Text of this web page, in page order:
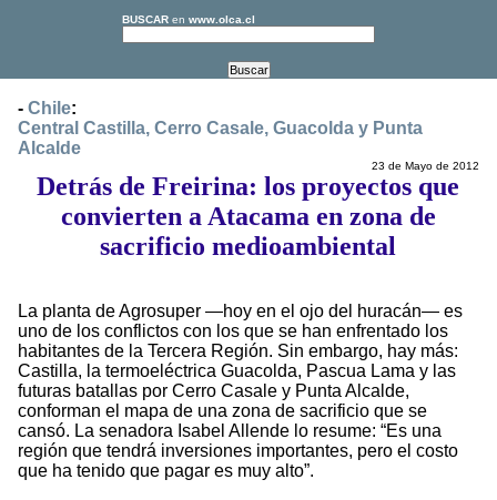
BUSCAR en www.olca.cl
- Chile:
Central Castilla, Cerro Casale, Guacolda y Punta
Alcalde
23 de Mayo de 2012
Detrás de Freirina: los proyectos que
convierten a Atacama en zona de
sacrificio medioambiental
La planta de Agrosuper —hoy en el ojo del huracán— es
uno de los conflictos con los que se han enfrentado los
habitantes de la Tercera Región. Sin embargo, hay más:
Castilla, la termoeléctrica Guacolda, Pascua Lama y las
futuras batallas por Cerro Casale y Punta Alcalde,
conforman el mapa de una zona de sacrificio que se
cansó. La senadora Isabel Allende lo resume: “Es una
región que tendrá inversiones importantes, pero el costo
que ha tenido que pagar es muy alto”.